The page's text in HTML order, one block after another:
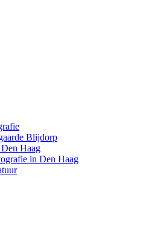
Blijdorp
Haag
in Den Haag